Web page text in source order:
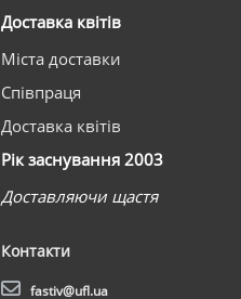
Доставка квітів
Міста доставки
Співпраця
Доставка квітів
Рік заснування 2003
Доставляючи щастя
Контакти
fastiv@ufl.ua